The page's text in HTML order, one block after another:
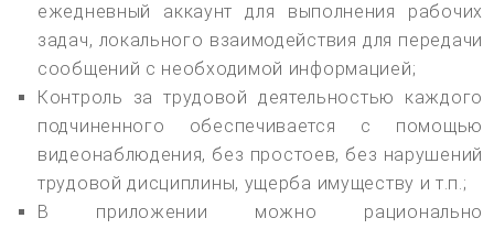
ежедневный аккаунт для выполнения рабочих
задач, локального взаимодействия для передачи
сообщений с необходимой информацией;
Контроль за трудовой деятельностью каждого
подчиненного обеспечивается с помощью
видеонаблюдения, без простоев, без нарушений
трудовой дисциплины, ущерба имуществу и т.п.;
В приложении можно рационально